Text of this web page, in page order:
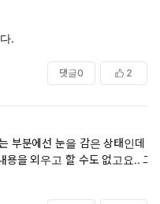
.
댓글0 2
부분에선 눈을 감은 상태인데
을 외우고 할 수도 없고요.. 그